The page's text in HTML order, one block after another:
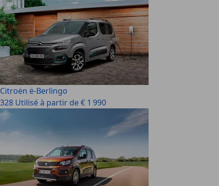
Citroën ë-Berlingo
328 Utilisé à partir de € 1 990